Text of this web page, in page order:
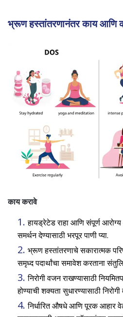
भ्रूण हस्तांतरणानंतर काय
काय करावे
हायड्रेटेड राहा आणि संपूर्ण आरोग्य
समर्थन देण्यासाठी भरपूर पाणी प्या.
भ्रूण हस्तांतरणाचे सकारात्मक
समृध्द पदार्थांचा समावेश करताना
निरोगी वजन राखण्यासाठी
होण्याची शक्यता सुधारण्यासाठी
निर्धारित औषधे आणि पूरक आहार